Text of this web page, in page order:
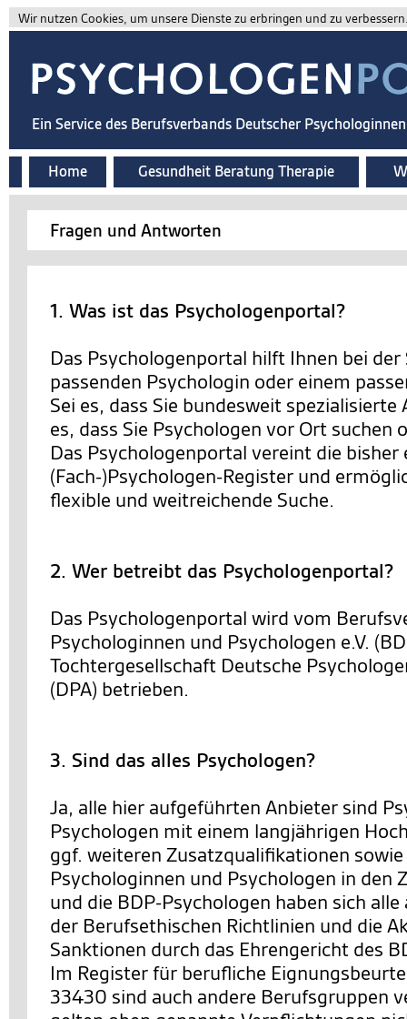
Wir nutzen Cookies, um unsere Dienste zu erbringen und zu
Ein Service des Berufsverbands Deutscher
Home Gesundheit Beratung Therapie
Fragen und Antworten
1. Was ist das Psychologenportal?
Das Psychologenportal hilft Ihnen bei der
passenden Psychologin oder einem
Sei es, dass Sie bundesweit spezialisierte
es, dass Sie Psychologen vor Ort suchen
Das Psychologenportal vereint die bisher
(Fach-)Psychologen-Register und
flexible und weitreichende Suche.
2. Wer betreibt das Psychologenportal?
Das Psychologenportal wird vom
Psychologinnen und Psychologen e.V.
Tochtergesellschaft Deutsche
(DPA) betrieben.
3. Sind das alles Psychologen?
Ja, alle hier aufgeführten Anbieter sind
Psychologen mit einem langjährigen
ggf. weiteren Zusatzqualifikationen
Psychologinnen und Psychologen in den
und die BDP-Psychologen haben sich
der Berufsethischen Richtlinien und die
Sanktionen durch das Ehrengericht des
Im Register für berufliche
33430 sind auch andere Berufsgruppen